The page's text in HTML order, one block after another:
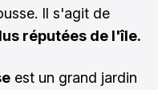
Il s'agit de
réputées de l'île.
est un grand jardin